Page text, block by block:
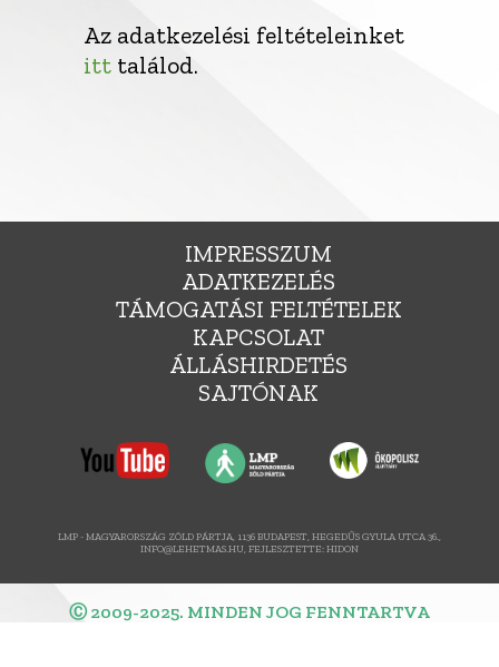
Az adatkezelési feltételeinket
itttalálod.
IMPRESSZUM
ADATKEZELÉS
TÁMOGATÁSI FELTÉTELEK
KAPCSOLAT
ÁLLÁSHIRDETÉS
SAJTÓNAK
LMP - MAGYARORSZÁG ZÖLD PÁRTJA, 1136 BUDAPEST, HEGEDŰS GYULA UTCA 36.,
INFO@LEHETMAS.HU, FEJLESZTETTE:HIDON
Ⓒ 2009-2025. MINDEN JOG FENNTARTVA